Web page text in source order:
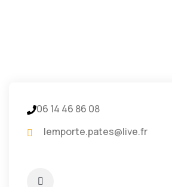
06 14 46 86 08
lemporte.pates@live.fr